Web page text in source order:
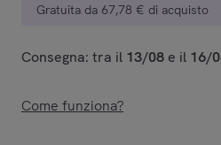
Gratuita da 67,78 € di acquisto
Consegna: tra il 13/08 e il 16/
Come funziona?